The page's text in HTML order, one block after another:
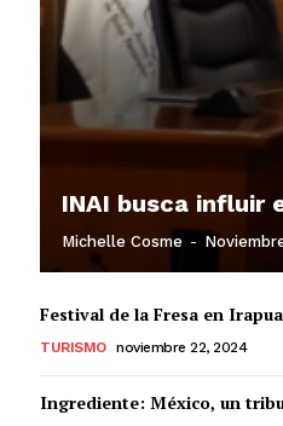
INAI busca influir
Michelle Cosme -
Festival de la Fresa en
TURISMO noviembre 22, 2024
Ingrediente: México, un